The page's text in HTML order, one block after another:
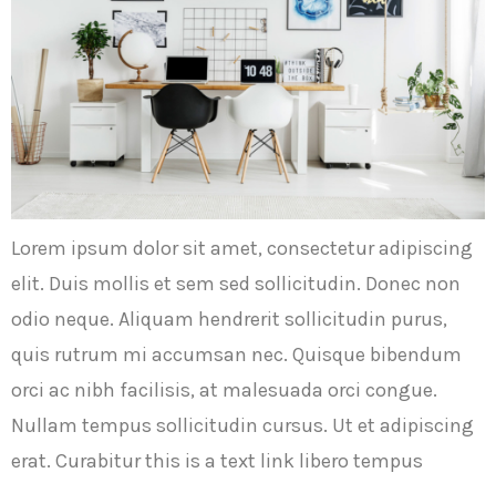
Lorem ipsum dolor sit amet, consectetur adipiscing
elit. Duis mollis et sem sed sollicitudin. Donec non
odio neque. Aliquam hendrerit sollicitudin purus,
quis rutrum mi accumsan nec. Quisque bibendum
orci ac nibh facilisis, at malesuada orci congue.
Nullam tempus sollicitudin cursus. Ut et adipiscing
erat. Curabitur this is a text link libero tempus